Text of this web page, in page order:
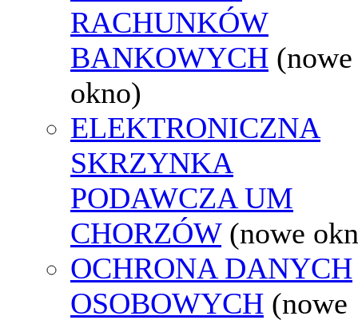
RACHUNKÓW
BANKOWYCH (nowe
okno)
ELEKTRONICZNA
SKRZYNKA
PODAWCZA UM
CHORZÓW (nowe
OCHRONA DANYCH
OSOBOWYCH (nowe